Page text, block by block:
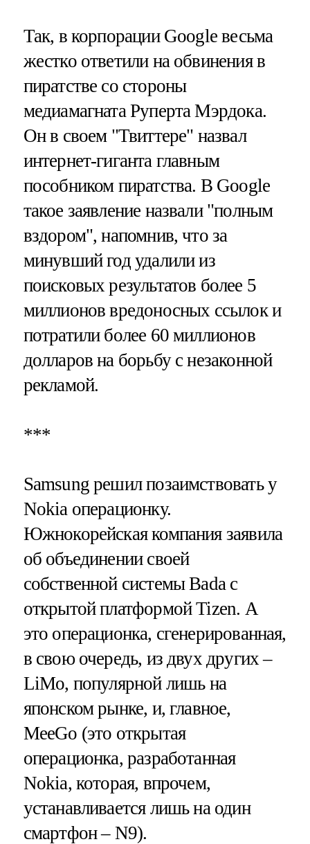
Так, в корпорации Google весьма
жестко ответили на обвинения в
пиратстве со стороны
медиамагната Руперта Мэрдока.
Он в своем "Твиттере" назвал
интернет-гиганта главным
пособником пиратства. В Google
такое заявление назвали "полным
вздором", напомнив, что за
минувший год удалили из
поисковых результатов более 5
миллионов вредоносных ссылок и
потратили более 60 миллионов
долларов на борьбу с незаконной
рекламой.
***
Samsung решил позаимствовать у
Nokia операционку.
Южнокорейская компания заявила
об объединении своей
собственной системы Bada с
открытой платформой Tizen. А
это операционка, сгенерированная,
в свою очередь, из двух других –
LiMo, популярной лишь на
японском рынке, и, главное,
MeeGo (это открытая
операционка, разработанная
Nokia, которая, впрочем,
устанавливается лишь на один
смартфон – N9).